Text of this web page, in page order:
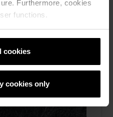
Furthermore, cookies
functions.
cookies
cookies only